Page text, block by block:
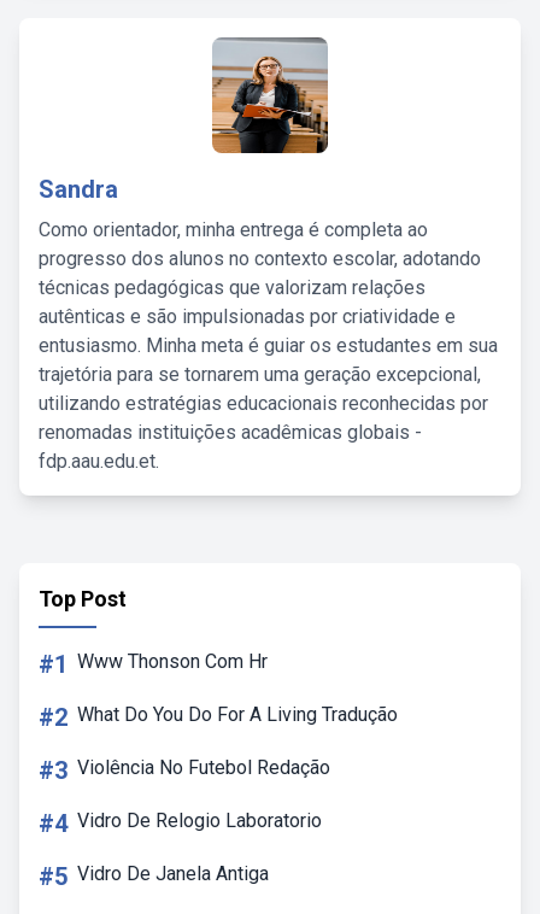
Sandra
Como orientador, minha entrega é completa ao
progresso dos alunos no contexto escolar, adotando
técnicas pedagógicas que valorizam relações
autênticas e são impulsionadas por criatividade e
entusiasmo. Minha meta é guiar os estudantes em sua
trajetória para se tornarem uma geração excepcional,
utilizando estratégias educacionais reconhecidas por
renomadas instituições acadêmicas globais -
fdp.aau.edu.et.
Top Post
#1 Www Thonson Com Hr
#2 What Do You Do For A Living Tradução
#3 Violência No Futebol Redação
#4 Vidro De Relogio Laboratorio
#5 Vidro De Janela Antiga